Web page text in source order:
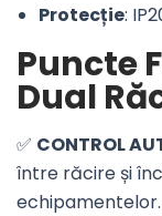
Protecție:
Puncte
Dual
✅ CONTROL
între răcire și
echipamentelor.